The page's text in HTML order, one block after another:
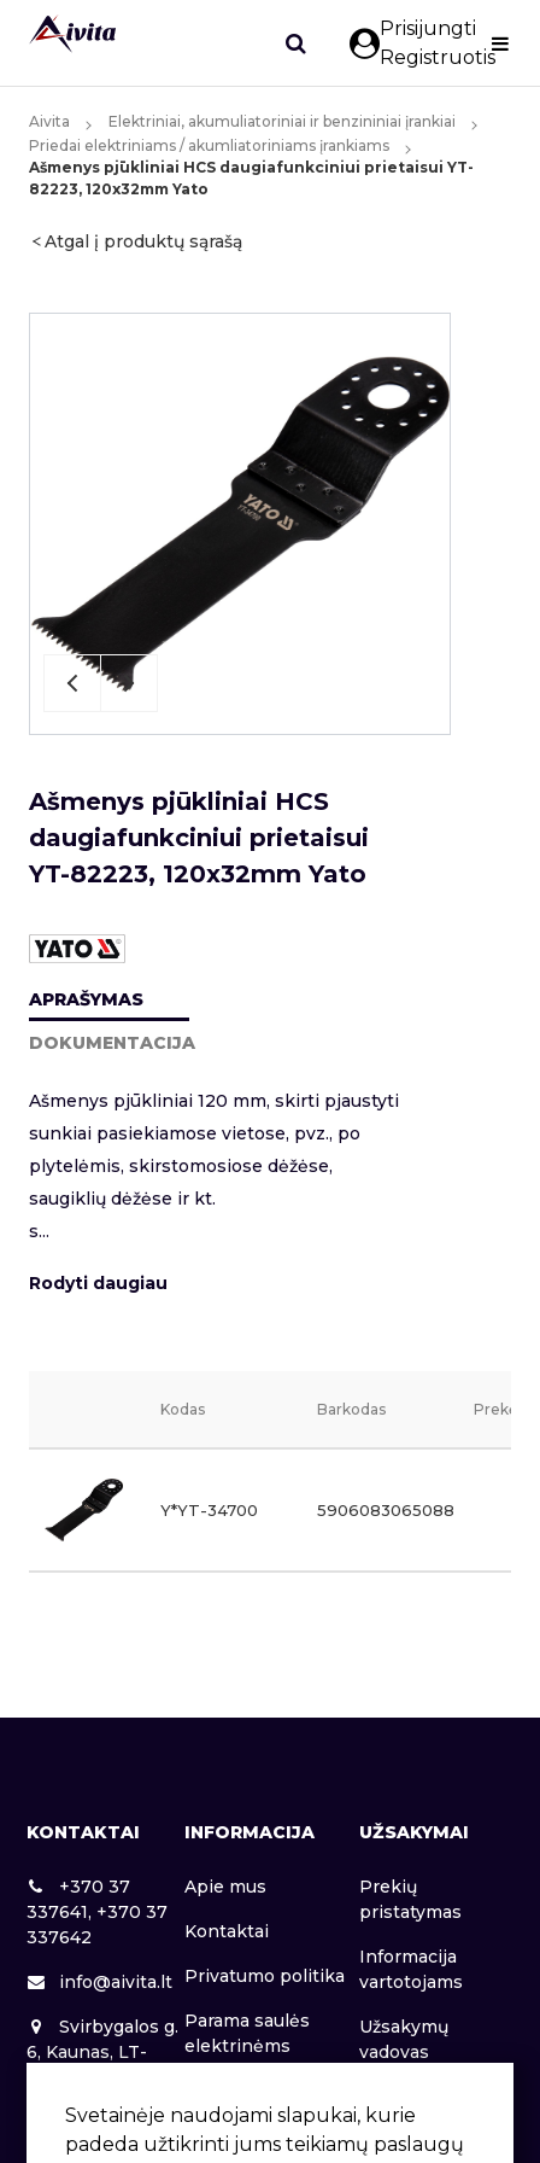
Prisijungti
Registruotis
Aivita
Elektriniai, akumuliatoriniai ir benzininiai įrankiai
Priedai elektriniams / akumliatoriniams įrankiams
Ašmenys pjūkliniai HCS daugiafunkciniui prietaisui YT-
82223, 120x32mm Yato
Atgal į produktų sąrašą
Ašmenys pjūkliniai HCS
daugiafunkciniui prietaisui
YT-82223, 120x32mm Yato
APRAŠYMAS
DOKUMENTACIJA
Ašmenys pjūkliniai 120 mm, skirti pjaustyti
sunkiai pasiekiamose vietose, pvz., po
plytelėmis, skirstomosiose dėžėse,
saugiklių dėžėse ir kt.
s...
Rodyti daugiau
Kodas Barkodas Prekės
Y*YT-34700 5906083065088
KONTAKTAI
+370 37
337641, +370 37
337642
info@aivita.lt
Svirbygalos g.
6, Kaunas, LT-
INFORMACIJA
Apie mus
Kontaktai
Privatumo politika
Parama saulės
elektrinėms
UŽSAKYMAI
Prekių
pristatymas
Informacija
vartotojams
Užsakymų
vadovas
Svetainėje naudojami slapukai, kurie
padeda užtikrinti jums teikiamų paslaugų